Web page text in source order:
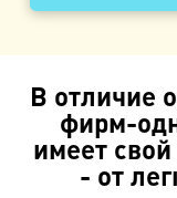
В отличие
фирм-
имеет
- от